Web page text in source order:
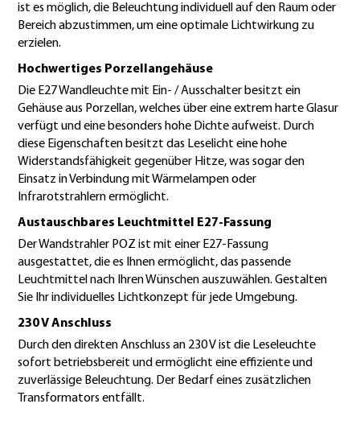
ist es möglich, die Beleuchtung individuell auf den Raum oder
Bereich abzustimmen, um eine optimale Lichtwirkung zu
erzielen.
Hochwertiges Porzellangehäuse
Die E27 Wandleuchte mit Ein- / Ausschalter besitzt ein
Gehäuse aus Porzellan, welches über eine extrem harte Glasur
verfügt und eine besonders hohe Dichte aufweist. Durch
diese Eigenschaften besitzt das Leselicht eine hohe
Widerstandsfähigkeit gegenüber Hitze, was sogar den
Einsatz in Verbindung mit Wärmelampen oder
Infrarotstrahlern ermöglicht.
Austauschbares Leuchtmittel E27-Fassung
Der Wandstrahler POZ ist mit einer E27-Fassung
ausgestattet, die es Ihnen ermöglicht, das passende
Leuchtmittel nach Ihren Wünschen auszuwählen. Gestalten
Sie Ihr individuelles Lichtkonzept für jede Umgebung.
230 V Anschluss
Durch den direkten Anschluss an 230 V ist die Leseleuchte
sofort betriebsbereit und ermöglicht eine effiziente und
zuverlässige Beleuchtung. Der Bedarf eines zusätzlichen
Transformators entfällt.